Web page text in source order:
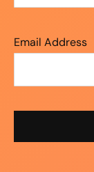
Email Address